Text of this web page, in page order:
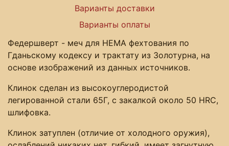
Варианты доставки
Варианты оплаты
Федершверт - меч для HEMA фехтования по
Гданьскому кодексу и трактату из Золотурна, на
основе изображений из данных источников.
Клинок сделан из высокоуглеродистой
легированной стали 65Г, с закалкой около 50 HRC,
шлифовка.
Клинок затуплен (отличие от холодного оружия),